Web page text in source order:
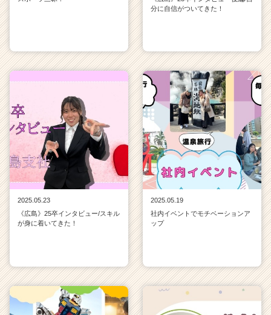
分に自信がついてきた！
2025.05.23
《広島》25卒インタビュー/スキル
が身に着いてきた！
2025.05.19
社内イベントでモチベーションア
ップ